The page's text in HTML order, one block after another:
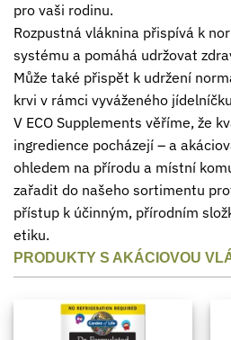
pro vaši rodinu.
Rozpustná vláknina přispívá k
systému a pomáhá udržovat
Může také přispět k udržení
krvi v rámci vyváženého
V ECO Supplements věříme, že
ingredience pocházejí – a
ohledem na přírodu a místní
zařadit do našeho sortimentu
přístup k účinným, přírodním
etiku.
PRODUKTY S AKÁCIOVOU